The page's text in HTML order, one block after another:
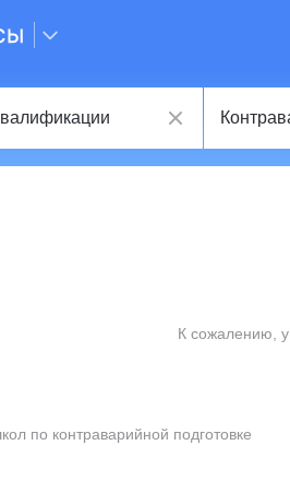
по контраварийной подготовке
К сожалению,